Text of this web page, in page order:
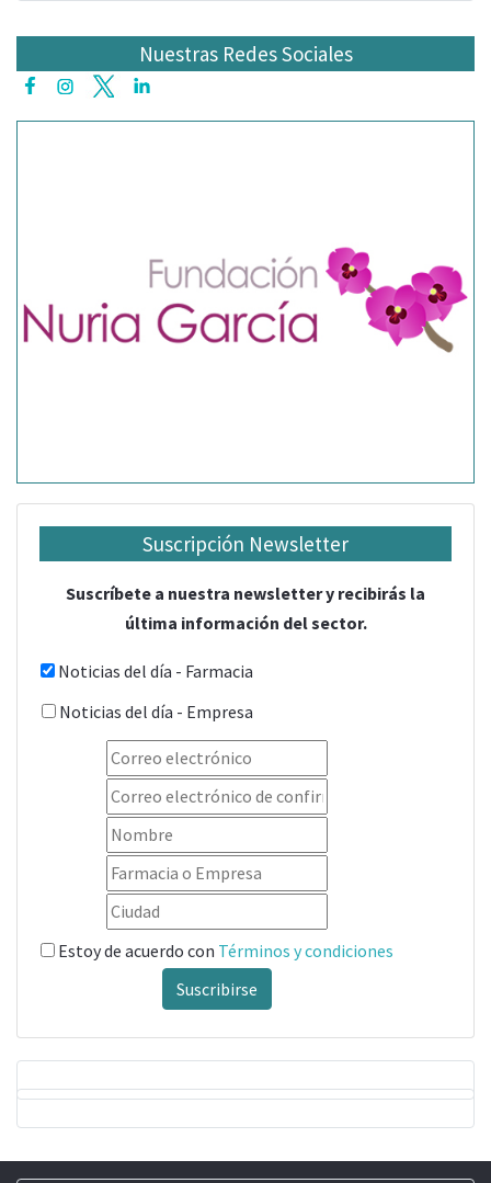
Nuestras Redes Sociales
Suscripción Newsletter
Suscríbete a nuestra newsletter y recibirás la
última información del sector.
Noticias del día - Farmacia
Noticias del día - Empresa
Estoy de acuerdo con Términos y condiciones
Suscribirse